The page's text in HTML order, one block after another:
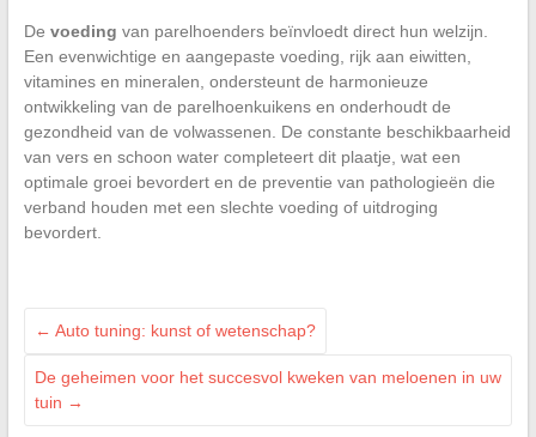
De voeding van parelhoenders beïnvloedt direct hun welzijn.
Een evenwichtige en aangepaste voeding, rijk aan eiwitten,
vitamines en mineralen, ondersteunt de harmonieuze
ontwikkeling van de parelhoenkuikens en onderhoudt de
gezondheid van de volwassenen. De constante beschikbaarheid
van vers en schoon water completeert dit plaatje, wat een
optimale groei bevordert en de preventie van pathologieën die
verband houden met een slechte voeding of uitdroging
bevordert.
← Auto tuning: kunst of wetenschap?
De geheimen voor het succesvol kweken van meloenen in uw
tuin →